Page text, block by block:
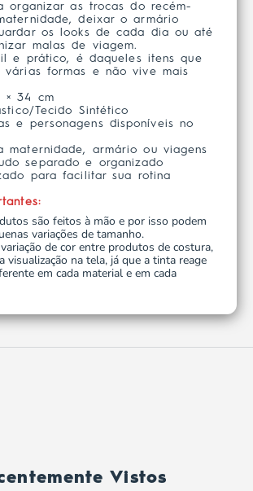
organizar as trocas do recém-
deixar o armário
os looks de cada dia ou até
malas de viagem.
e prático, é daqueles itens que
várias formas e não vive mais
× 34 cm
Tecido Sintético
e personagens disponíveis no
maternidade, armário ou viagens
separado e organizado
para facilitar sua rotina
são feitos à mão e por isso podem
variações de tamanho.
de cor entre produtos de costura,
visualização na tela, já que a tinta reage
em cada material e em cada
Vistos